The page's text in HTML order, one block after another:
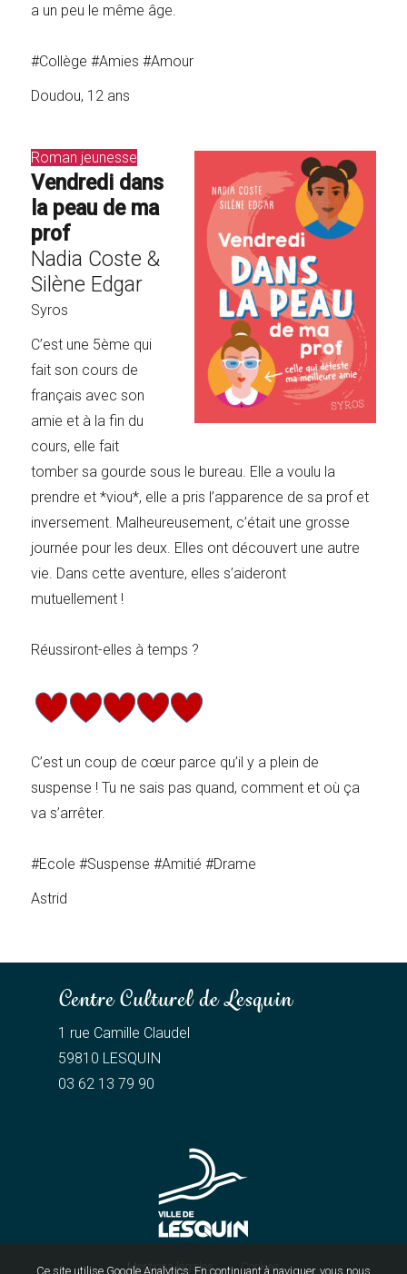
Ce site utilise Google Analytics. En continuant à naviguer, vous nous
a un peu le même âge.
#Collège #Amies #Amour
Doudou, 12 ans
Roman jeunesse
Vendredi dans
la peau de ma
prof
Nadia Coste &
Silène Edgar
Syros
C’est une 5ème qui
fait son cours de
français avec son
amie et à la fin du
cours, elle fait
tomber sa gourde sous le bureau. Elle a voulu la
prendre et *viou*, elle a pris l’apparence de sa prof et
inversement. Malheureusement, c’était une grosse
journée pour les deux. Elles ont découvert une autre
vie. Dans cette aventure, elles s’aideront
mutuellement !
Réussiront-elles à temps ?
C’est un coup de cœur parce qu’il y a plein de
suspense ! Tu ne sais pas quand, comment et où ça
va s’arrêter.
#Ecole #Suspense #Amitié #Drame
Astrid
Centre Culturel de Lesquin
1 rue Camille Claudel
59810 LESQUIN
03 62 13 79 90
Mentions légales Cookies